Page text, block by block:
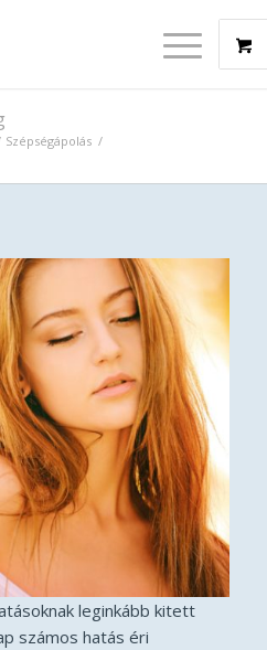
Szépségápolás /
leginkább kitett
számos hatás éri